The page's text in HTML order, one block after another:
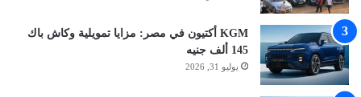
KGM أكتيون في مصر: مزايا تمويلية وكاش باك
145 ألف جنيه
يوليو 31, 2026